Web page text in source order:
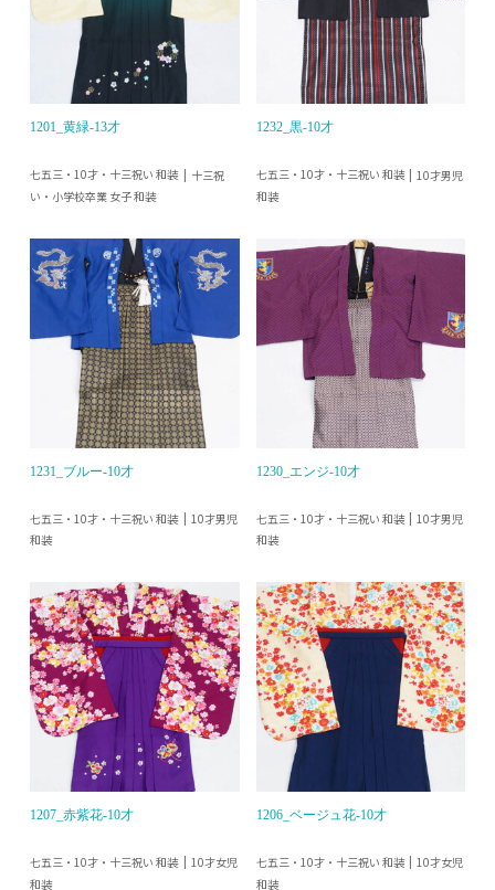
1201_黄緑-13才
七五三・10才・十三祝い 和装
十三祝
い・小学校卒業 女子 和装
1232_黒-10才
七五三・10才・十三祝い 和装
10才男児
和装
1231_ブルー-10才
七五三・10才・十三祝い 和装
10才男児
和装
1230_エンジ-10才
七五三・10才・十三祝い 和装
10才男児
和装
1207_赤紫花-10才
七五三・10才・十三祝い 和装
10才女児
和装
1206_ベージュ花-10才
七五三・10才・十三祝い 和装
10才女児
和装